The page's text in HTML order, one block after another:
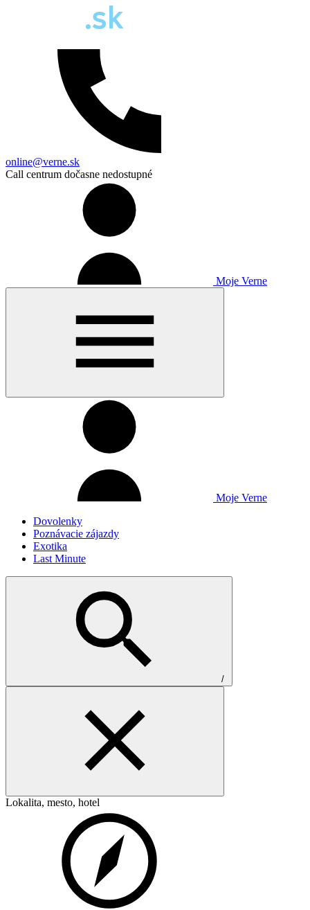
online@verne.sk
Call centrum dočasne nedostupné
Moje Verne
Moje Verne
Dovolenky
Poznávacie zájazdy
Exotika
Last Minute
/
Lokalita, mesto, hotel